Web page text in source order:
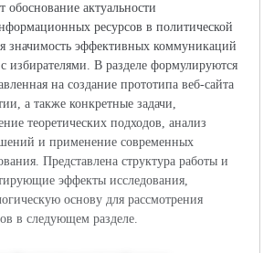
обоснование актуальности
ресурсов в политической
значимость эффективных коммуникаций
избирателями. В разделе формулируются
на создание прототипа веб-сайта
а также конкретные задачи,
теоретических подходов, анализ
и применение современных
Представлена структура работы и
эффекты исследования,
основу для рассмотрения
в следующем разделе.